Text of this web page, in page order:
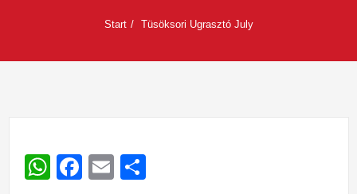
Start Tüsöksori Ugrasztó July
WhatsApp
Facebook
Email